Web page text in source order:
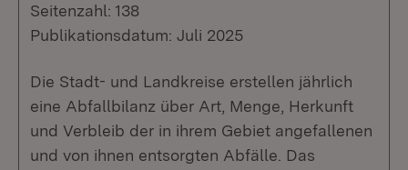
Seitenzahl: 138
Publikationsdatum: Juli 2025
Die Stadt- und Landkreise erstellen jährlich
eine Abfallbilanz über Art, Menge, Herkunft
und Verbleib der in ihrem Gebiet angefallenen
und von ihnen entsorgten Abfälle. Das